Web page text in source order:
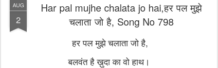
AUG
2
Har pal mujhe chalata jo hai,हर पल मुझे
चलाता जो है, Song No 798
हर पल मुझे चलाता जो है,
बलवंत है ख़ुदा का वो हाथ।